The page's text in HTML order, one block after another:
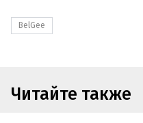
BelGee
Читайте также